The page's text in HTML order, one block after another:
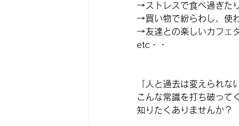
→ストレスで食べ過ぎた
→買い物で紛らわし、使
→友達との楽しいカフェ
etc・・
「人と過去は変えられな
こんな常識を打ち破って
知りたくありませんか？